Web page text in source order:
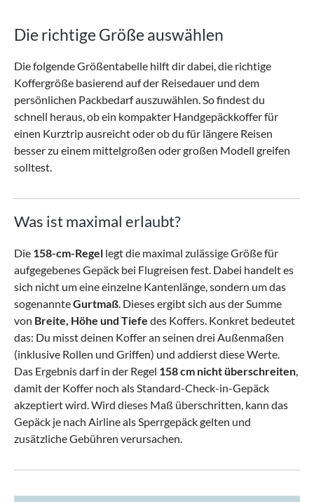
Die richtige Größe auswählen
Die folgende Größentabelle hilft dir dabei, die richtige
Koffergröße basierend auf der Reisedauer und dem
persönlichen Packbedarf auszuwählen. So findest du
schnell heraus, ob ein kompakter Handgepäckkoffer für
einen Kurztrip ausreicht oder ob du für längere Reisen
besser zu einem mittelgroßen oder großen Modell greifen
solltest.
Was ist maximal erlaubt?
Die 158-cm-Regel legt die maximal zulässige Größe für
aufgegebenes Gepäck bei Flugreisen fest. Dabei handelt es
sich nicht um eine einzelne Kantenlänge, sondern um das
sogenannteGurtmaß. Dieses ergibt sich aus der Summe
von Breite, Höhe und Tiefe des Koffers. Konkret bedeutet
das: Du misst deinen Koffer an seinen drei Außenmaßen
(inklusive Rollen und Griffen) und addierst diese Werte.
Das Ergebnis darf in der Regel 158 cm nicht überschreiten,
damit der Koffer noch als Standard-Check-in-Gepäck
akzeptiert wird.Wird dieses Maß überschritten, kann das
Gepäck je nach Airline als Sperrgepäck gelten und
zusätzliche Gebühren verursachen.